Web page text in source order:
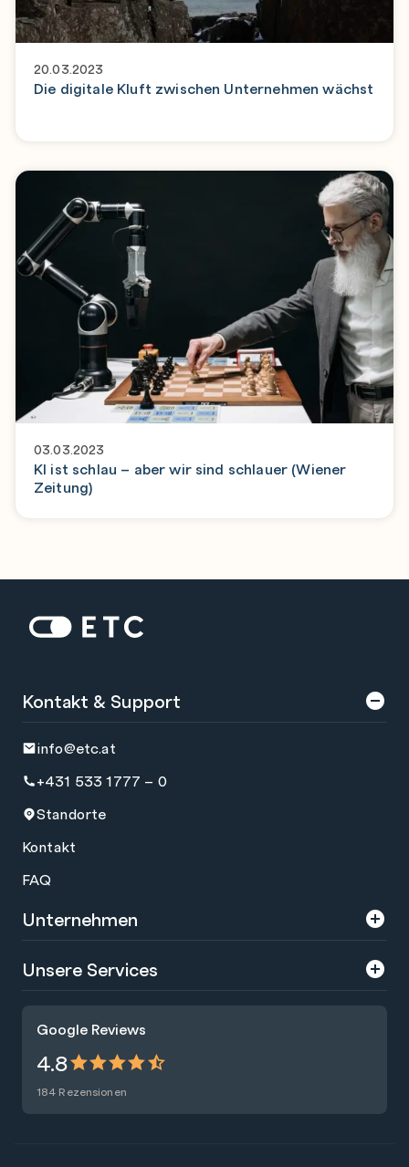
20.03.2023
Die digitale Kluft zwischen Unternehmen wächst
03.03.2023
KI ist schlau – aber wir sind schlauer (Wiener
Zeitung)
Startseite: ETC
Google Reviews
4.8
184 Rezensionen
Kontakt & Support
info@etc.at
+431 533 1777 – 0
Standorte
Kontakt
FAQ
Unternehmen
Über uns
Presse
Nachhaltigkeit
Blog
Unsere Services